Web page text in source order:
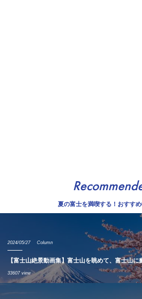
夏の富士を満喫する！おすす
2024/05/27 Column
【富士山絶景動画集】富士山を眺めて、富士山に
33607 view